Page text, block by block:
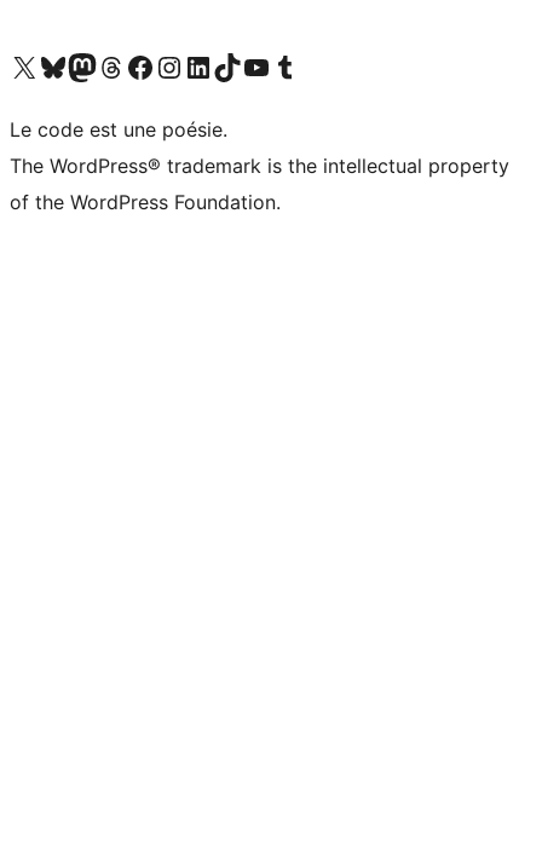
Visitez notre compte X (précédemment Twitter)
Visiter notre compte Bluesky
Visiter notre compte Mastodon
Visiter notre compte Threads
Consulter notre compte Facebook
Consulter notre compte Instagram
Consulter notre compte LinkedIn
Visiter notre compte TokTok
Visiter notre chaîne YouTube
Visiter notre compte Tumblr
Le code est une poésie.
The WordPress® trademark is the intellectual property
of the WordPress Foundation.